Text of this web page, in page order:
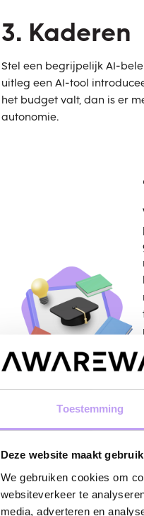
Toestemming
Deze website maakt
We gebruiken cookies om
websiteverkeer te
media, adverteren en
3. Kaderen
Stel een begrijpelijk AI-
uitleg een AI-tool
het budget valt, dan is er
autonomie.
5. Tonen